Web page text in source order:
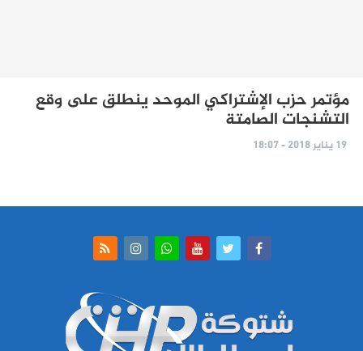
مؤتمر حزب الإشتراكي الموحد ينطلق على وقع
التشنجات الصامتة‎
19 يناير 2018 - 18:07